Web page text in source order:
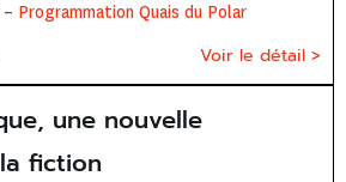
– Programmation Quais du Polar
Voir le détail >
une nouvelle
fiction